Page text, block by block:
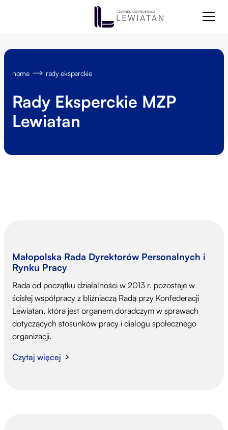
home rady eksperckie
Rady Eksperckie MZP
Lewiatan
Małopolska Rada Dyrektorów Personalnych i
Rynku Pracy
Rada od początku działalności w 2013 r. pozostaje w
ścisłej współpracy z bliźniaczą Radą przy Konfederacji
Lewiatan, która jest organem doradczym w sprawach
dotyczących stosunków pracy i dialogu społecznego
organizacji.
Czytaj więcej